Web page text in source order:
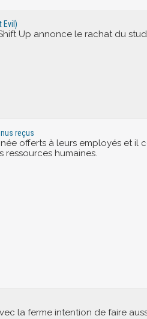
Evil)
Up annonce le rachat du
reçus
offerts à leurs employés et il
humaines.
la ferme intention de faire